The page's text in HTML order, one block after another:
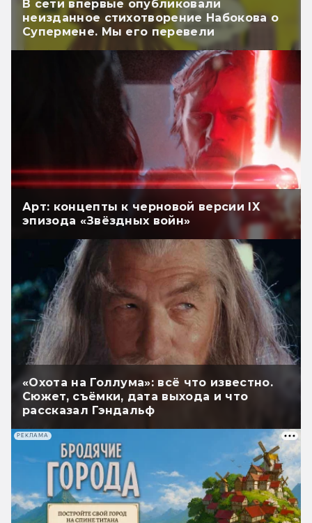
В сети впервые опубликовали
неизданное стихотворение Набокова о
Супермене. Мы его перевели
Арт: концепты к черновой версии IX
эпизода «Звёздных войн»
«Охота на Голлума»: всё что известно.
Сюжет, съёмки, дата выхода и что
рассказал Гэндальф
РЕКЛАМА